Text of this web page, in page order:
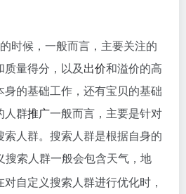
时候，一般而言，主要关注的
量得分，以及出价和溢价的高
的基础工作，还有宝贝的基础
人群推广一般而言，主要是针对
人群。搜索人群是根据自身的
搜索人群一般会包含天气，地
自定义搜索人群进行优化时，